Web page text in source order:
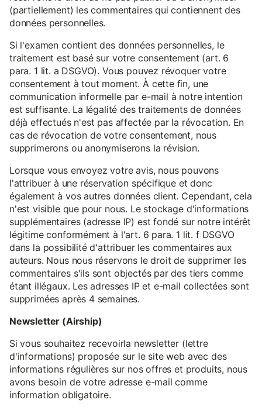
(partiellement) les commentaires qui contiennent des
données personnelles.
Si l'examen contient des données personnelles, le
traitement est basé sur votre consentement (art. 6
para. 1 lit. a DSGVO). Vous pouvez révoquer votre
consentement à tout moment. À cette fin, une
communication informelle par e-mail à notre intention
est suffisante. La légalité des traitements de données
déjà effectués n'est pas affectée par la révocation. En
cas de révocation de votre consentement, nous
supprimerons ou anonymiserons la révision.
Lorsque vous envoyez votre avis, nous pouvons
l'attribuer à une réservation spécifique et donc
également à vos autres données client. Cependant, cela
n'est visible que pour nous. Le stockage d'informations
supplémentaires (adresse IP) est fondé sur notre intérêt
légitime conformément à l'art. 6 para. 1 lit. f DSGVO
dans la possibilité d'attribuer les commentaires aux
auteurs. Nous nous réservons le droit de supprimer les
commentaires s'ils sont objectés par des tiers comme
étant illégaux. Les adresses IP et e-mail collectées sont
supprimées après 4 semaines.
Newsletter (Airship)
Si vous souhaitez recevoirla newsletter (lettre
d'informations) proposée sur le site web avec des
informations régulières sur nos offres et produits, nous
avons besoin de votre adresse e-mail comme
information obligatoire.